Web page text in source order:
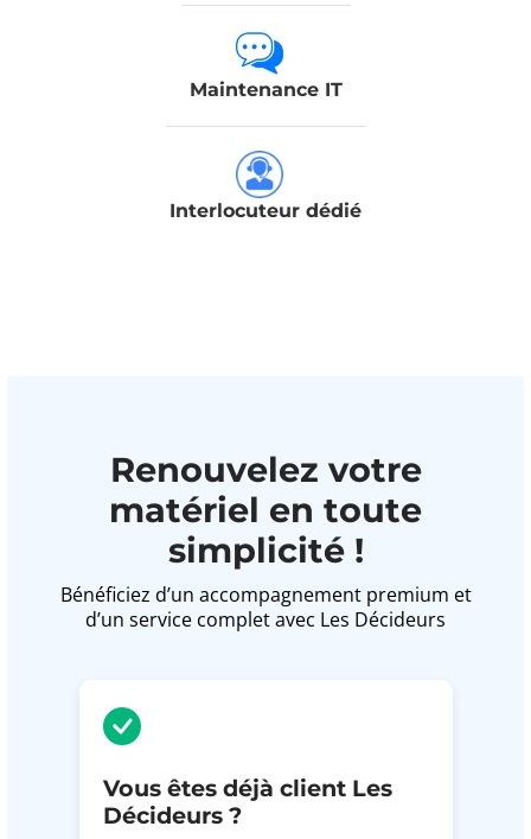
Maintenance IT
Interlocuteur dédié
Renouvelez votre
matériel en toute
simplicité !
Bénéficiez d’un accompagnement premium et
d’un service complet avec Les Décideurs
Vous êtes déjà client Les
Décideurs ?